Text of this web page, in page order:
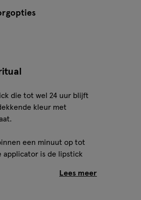
die tot wel 24 uur blijft
kleur met
een minuut op tot
applicator is de lipstick